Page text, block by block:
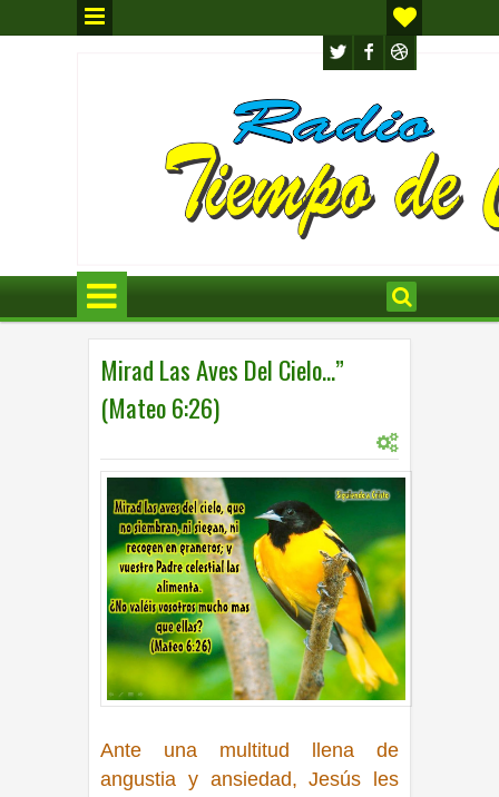
Mirad Las Aves Del Cielo…”
(Mateo 6:26)
Ante una multitud llena de
angustia y ansiedad, Jesús les